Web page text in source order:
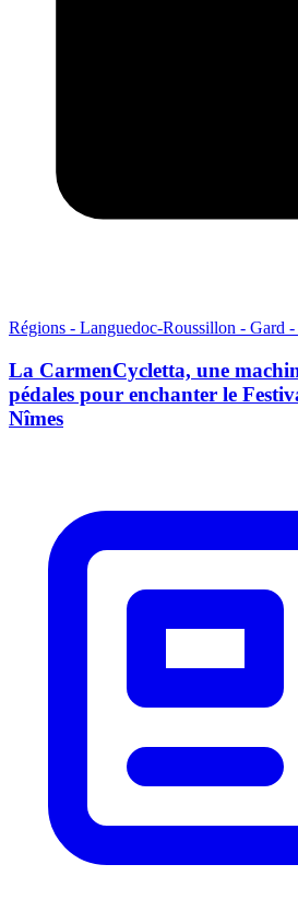
Régions - Languedoc-Roussillon - Gard
La CarmenCycletta, une
pédales pour enchanter le
Nîmes